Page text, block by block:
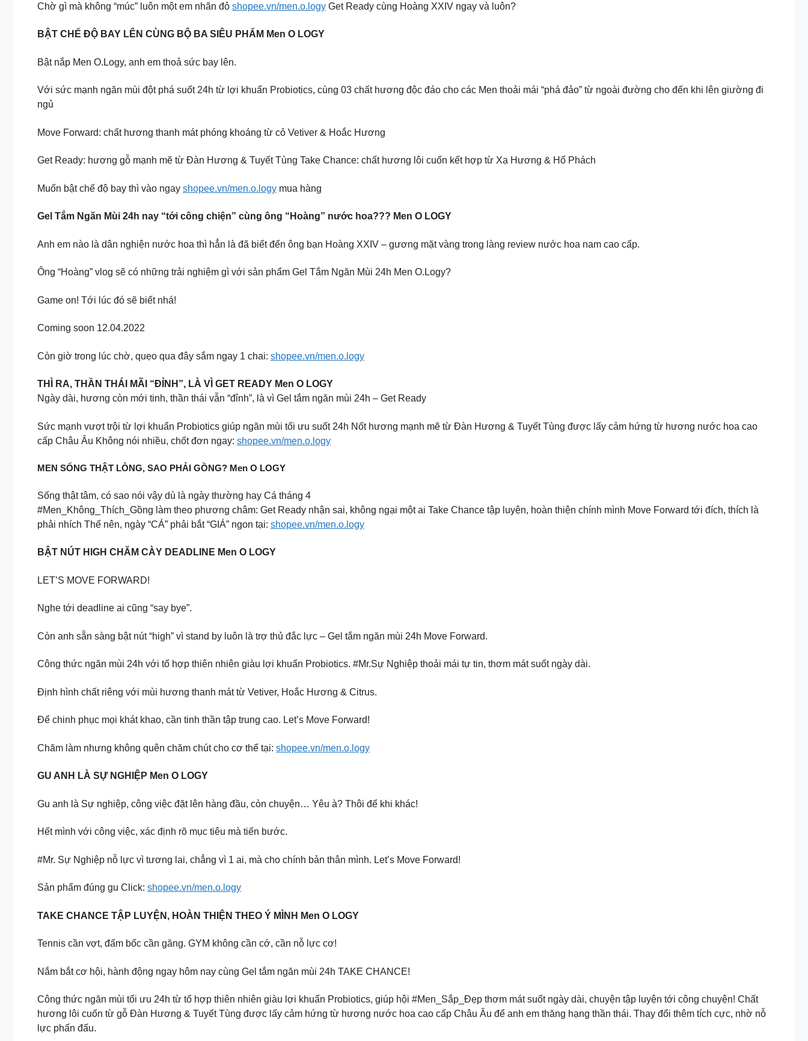
Chờ gì mà không “múc” luôn một em nhãn đỏ shopee.vn/men.o.logy Get Ready cùng Hoàng XXIV ngay và luôn?
BẬT CHẾ ĐỘ BAY LÊN CÙNG BỘ BA SIÊU PHẨM Men O LOGY
Bật nắp Men O.Logy, anh em thoả sức bay lên.
Với sức mạnh ngăn mùi đột phá suốt 24h từ lợi khuẩn Probiotics, cùng 03 chất hương độc đáo cho các Men thoải mái “phá đảo” từ ngoài đường cho đến khi lên giường đi
ngủ
Move Forward: chất hương thanh mát phóng khoáng từ cỏ Vetiver & Hoắc Hương
Get Ready: hương gỗ mạnh mẽ từ Đàn Hương & Tuyết Tùng Take Chance: chất hương lôi cuốn kết hợp từ Xạ Hương & Hổ Phách
Muốn bật chế độ bay thì vào ngay shopee.vn/men.o.logy mua hàng
Gel Tắm Ngăn Mùi 24h nay “tới công chiện” cùng ông “Hoàng” nước hoa??? Men O LOGY
Anh em nào là dân nghiện nước hoa thì hẳn là đã biết đến ông bạn Hoàng XXIV – gương mặt vàng trong làng review nước hoa nam cao cấp.
Ông “Hoàng” vlog sẽ có những trải nghiệm gì với sản phẩm Gel Tắm Ngăn Mùi 24h Men O.Logy?
Game on! Tới lúc đó sẽ biết nhá!
Coming soon 12.04.2022
Còn giờ trong lúc chờ, quẹo qua đây sắm ngay 1 chai: shopee.vn/men.o.logy
THÌ RA, THẦN THÁI MÃI “ĐỈNH”, LÀ VÌ GET READY Men O LOGY
Ngày dài, hương còn mới tinh, thần thái vẫn “đỉnh”, là vì Gel tắm ngăn mùi 24h – Get Ready
Sức mạnh vượt trội từ lợi khuẩn Probiotics giúp ngăn mùi tối ưu suốt 24h Nốt hương mạnh mẽ từ Đàn Hương & Tuyết Tùng được lấy cảm hứng từ hương nước hoa cao
cấp Châu Âu Không nói nhiều, chốt đơn ngay: shopee.vn/men.o.logy
MEN SỐNG THẬT LÒNG, SAO PHẢI GỒNG? Men O LOGY
Sống thật tâm, có sao nói vậy dù là ngày thường hay Cá tháng 4
#Men_Không_Thích_Gồng làm theo phương châm: Get Ready nhận sai, không ngại một ai Take Chance tập luyện, hoàn thiện chính mình Move Forward tới đích, thích là
phải nhích Thế nên, ngày “CÁ” phải bắt “GIÁ” ngon tại: shopee.vn/men.o.logy
BẬT NÚT HIGH CHĂM CÀY DEADLINE Men O LOGY
LET’S MOVE FORWARD!
Nghe tới deadline ai cũng “say bye”.
Còn anh sẵn sàng bật nút “high” vì stand by luôn là trợ thủ đắc lực – Gel tắm ngăn mùi 24h Move Forward.
Công thức ngăn mùi 24h với tổ hợp thiên nhiên giàu lợi khuẩn Probiotics. #Mr.Sự Nghiệp thoải mái tự tin, thơm mát suốt ngày dài.
Định hình chất riêng với mùi hương thanh mát từ Vetiver, Hoắc Hương & Citrus.
Để chinh phục mọi khát khao, cần tinh thần tập trung cao. Let’s Move Forward!
Chăm làm nhưng không quên chăm chút cho cơ thể tại: shopee.vn/men.o.logy
GU ANH LÀ SỰ NGHIỆP Men O LOGY
Gu anh là Sự nghiệp, công việc đặt lên hàng đầu, còn chuyện… Yêu à? Thôi để khi khác!
Hết mình với công việc, xác định rõ mục tiêu mà tiến bước.
#Mr. Sự Nghiệp nỗ lực vì tương lai, chẳng vì 1 ai, mà cho chính bản thân mình. Let’s Move Forward!
Sản phẩm đúng gu Click: shopee.vn/men.o.logy
TAKE CHANCE TẬP LUYỆN, HOÀN THIỆN THEO Ý MÌNH Men O LOGY
Tennis cần vợt, đấm bốc cần găng. GYM không cần cớ, cần nỗ lực cơ!
Nắm bắt cơ hội, hành động ngay hôm nay cùng Gel tắm ngăn mùi 24h TAKE CHANCE!
Công thức ngăn mùi tối ưu 24h từ tổ hợp thiên nhiên giàu lợi khuẩn Probiotics, giúp hội #Men_Sắp_Đẹp thơm mát suốt ngày dài, chuyện tập luyện tới công chuyện! Chất
hương lôi cuốn từ gỗ Đàn Hương & Tuyết Tùng được lấy cảm hứng từ hương nước hoa cao cấp Châu Âu để anh em thăng hạng thần thái. Thay đổi thêm tích cực, nhờ nỗ
lực phấn đấu.